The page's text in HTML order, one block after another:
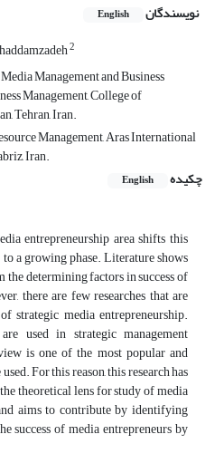
نویسندگان English
2
Management and Business
Management, College of
Tehran, Iran.
Management, Aras International
Iran.
چکیده
English
entrepreneurship area shifts this
a growing phase. Literature shows
determining factors in success of
there are few researches that are
strategic media entrepreneurship.
used in strategic management
is one of the most popular and
For this reason, this research has
theoretical lens for study of media
aims to contribute by identifying
success of media entrepreneurs by